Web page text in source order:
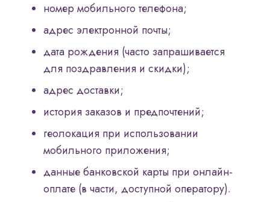
номер мобильного телефона;
адрес электронной почты;
дата рождения (часто запрашивается
для поздравления и скидки);
адрес доставки;
история заказов и предпочтений;
геолокация при использовании
мобильного приложения;
данные банковской карты при онлайн-
оплате (в части, доступной оператору).